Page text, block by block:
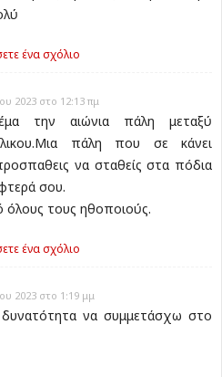
ένα σχόλιο
2023 στο 12:13 πμ
την αιώνια πάλη μεταξύ
πάλη που σε κάνει
να σταθείς στα πόδια
σου.
όλους τους ηθοποιούς.
ένα σχόλιο
2023 στο 1:19 μμ
να συμμετάσχω στο